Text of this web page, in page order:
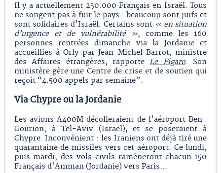
Il y a actuellement 250.000 Français en Israël. Tous
ne songent pas à fuir le pays : beaucoup sont juifs et
sont solidaires d'Israël. Certains sont « en situation
d’urgence et de vulnérabilité », comme les 160
personnes rentrées dimanche via la Jordanie et
accueillies à Orly par Jean-Michel Barrot, ministre
des Affaires étrangères, rapporteLe Figaro. Son
ministère gère une Centre de crise et de soutien qui
reçoit “4.500 appels par semaine”.
Via Chypre ou la Jordanie
Les avions A400M décolleraient de l'aéroport Ben-
Gourion, à Tel-Aviv (Israël), et se poseraient à
Chypre. Inconvénient : les Iraniens ont déjà tiré une
quarantaine de missiles vers cet aéroport. Ce lundi,
puis mardi, des vols civils ramèneront chacun 150
Français d'Amman (Jordanie) vers Paris…